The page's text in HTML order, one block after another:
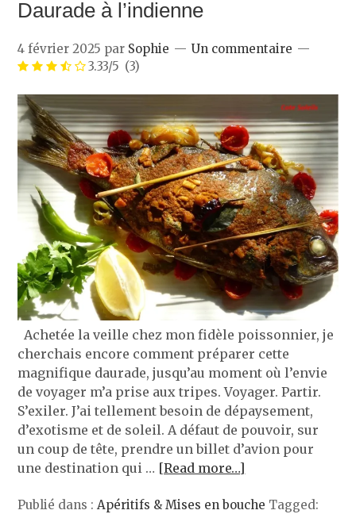
Daurade à l’indienne
4 février 2025 par Sophie
Un commentaire
3.33/5 (3)
Achetée la veille chez mon fidèle poissonnier, je
cherchais encore comment préparer cette
magnifique daurade, jusqu’au moment où l’envie
de voyager m’a prise aux tripes. Voyager. Partir.
S’exiler. J’ai tellement besoin de dépaysement,
d’exotisme et de soleil. A défaut de pouvoir, sur
un coup de tête, prendre un billet d’avion pour
une destination qui … [Read more…]
Publié dans :Apéritifs & Mises en bouche Tagged: